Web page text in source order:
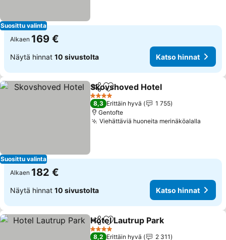
Suosittu valinta
Alkaen 169 €
Näytä hinnat 10 sivustolta Katso hinnat
Suosittu valinta
Jaa Lisää suosikkeihin
Skovshoved Hotel
4 Tähtiluokitus
8,3 Erittäin hyvä
1 755
Gentofte
Viehättäviä huoneita merinäköalalla
Alkaen 182 €
Näytä hinnat 10 sivustolta Katso hinnat
Jaa Lisää suosikkeihin
Hotel Lautrup Park
4 Tähtiluokitus
8,2 Erittäin hyvä
2 311